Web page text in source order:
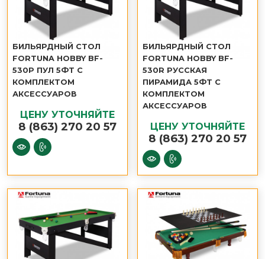
БИЛЬЯРДНЫЙ СТОЛ
FORTUNA HOBBY BF-
530P ПУЛ 5ФТ С
КОМПЛЕКТОМ
АКСЕССУАРОВ
ЦЕНУ УТОЧНЯЙТЕ
8 (863) 270 20 57
БИЛЬЯРДНЫЙ СТОЛ
FORTUNA HOBBY BF-
530R РУССКАЯ
ПИРАМИДА 5ФТ С
КОМПЛЕКТОМ
АКСЕССУАРОВ
ЦЕНУ УТОЧНЯЙТЕ
8 (863) 270 20 57